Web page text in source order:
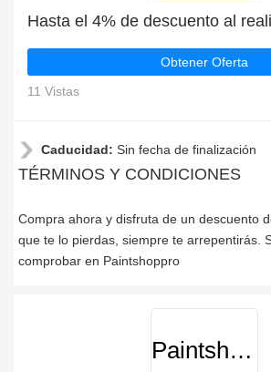
Hasta el 4% de descuento al
Obtener Oferta
11 Vistas
Caducidad: Sin fecha de finalización
TÉRMINOS Y CONDICIONES
Compra ahora y disfruta de un descuento
que te lo pierdas, siempre te arrepentirás.
comprobar en Paintshoppro
Paintshoppro